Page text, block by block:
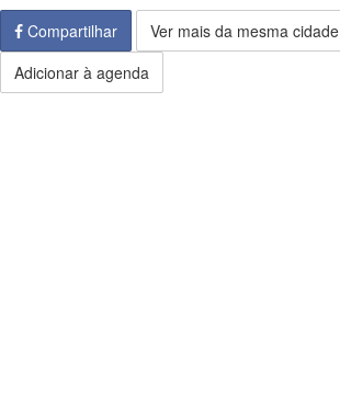
Compartilhar
Ver mais da mesma cidade
Adicionar à agenda